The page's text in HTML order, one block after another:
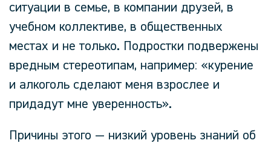
ситуации в семье, в компании друзей, в
учебном коллективе, в общественных
местах и не только. Подростки подвержены
вредным стереотипам, например: «курение
и алкоголь сделают меня взрослее и
придадут мне уверенность».
Причины этого — низкий уровень знаний об